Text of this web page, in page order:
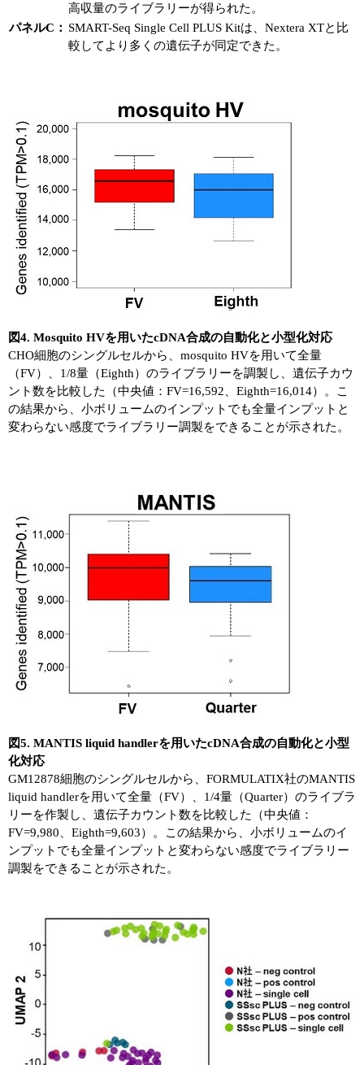
高収量のライブラリーが得られた。
パネルC： SMART-Seq Single Cell PLUS Kitは、Nextera XTと比
較してより多くの遺伝子が同定できた。
図4. Mosquito HVを用いたcDNA合成の自動化と小型化対応
CHO細胞のシングルセルから、mosquito HVを用いて全量
（FV）、1/8量（Eighth）のライブラリーを調製し、遺伝子カウ
ント数を比較した（中央値：FV=16,592、Eighth=16,014）。こ
の結果から、小ボリュームのインプットでも全量インプットと
変わらない感度でライブラリー調製をできることが示された。
図5. MANTIS liquid handlerを用いたcDNA合成の自動化と小型
化対応
GM12878細胞のシングルセルから、FORMULATIX社のMANTIS
liquid handlerを用いて全量（FV）、1/4量（Quarter）のライブラ
リーを作製し、遺伝子カウント数を比較した（中央値：
FV=9,980、Eighth=9,603）。この結果から、小ボリュームのイ
ンプットでも全量インプットと変わらない感度でライブラリー
調製をできることが示された。